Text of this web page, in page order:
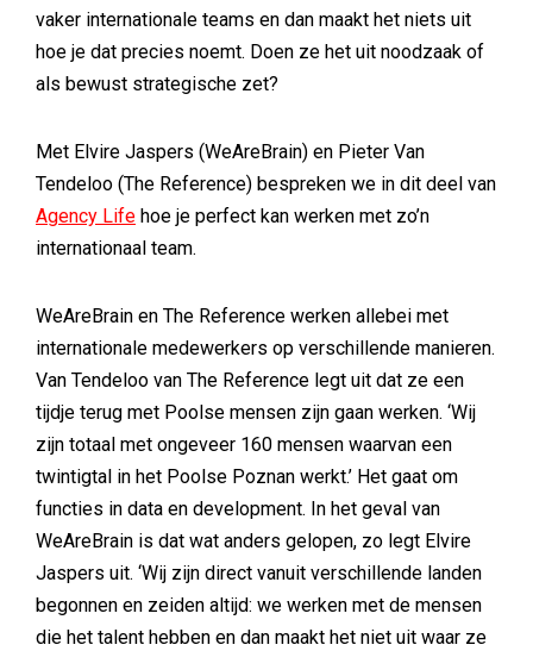
vaker internationale teams en dan maakt het niets uit
hoe je dat precies noemt. Doen ze het uit noodzaak of
als bewust strategische zet?
Met Elvire Jaspers (WeAreBrain) en Pieter Van
Tendeloo (The Reference) bespreken we in dit deel van
Agency Life hoe je perfect kan werken met zo’n
internationaal team.
WeAreBrain en The Reference werken allebei met
internationale medewerkers op verschillende manieren.
Van Tendeloo van The Reference legt uit dat ze een
tijdje terug met Poolse mensen zijn gaan werken. ‘Wij
zijn totaal met ongeveer 160 mensen waarvan een
twintigtal in het Poolse Poznan werkt.’ Het gaat om
functies in data en development. In het geval van
WeAreBrain is dat wat anders gelopen, zo legt Elvire
Jaspers uit. ‘Wij zijn direct vanuit verschillende landen
begonnen en zeiden altijd: we werken met de mensen
die het talent hebben en dan maakt het niet uit waar ze